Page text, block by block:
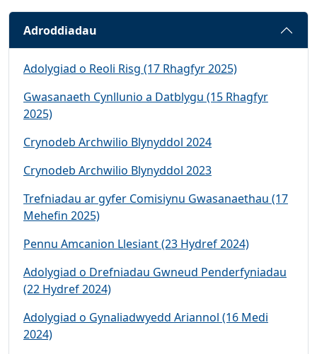
Adroddiadau
Adolygiad o Reoli Risg (17 Rhagfyr 2025)
Gwasanaeth Cynllunio a Datblygu (15 Rhagfyr
2025)
Crynodeb Archwilio Blynyddol 2024
Crynodeb Archwilio Blynyddol 2023
Trefniadau ar gyfer Comisiynu Gwasanaethau (17
Mehefin 2025)
Pennu Amcanion Llesiant (23 Hydref 2024)
Adolygiad o Drefniadau Gwneud Penderfyniadau
(22 Hydref 2024)
Adolygiad o Gynaliadwyedd Ariannol (16 Medi
2024)